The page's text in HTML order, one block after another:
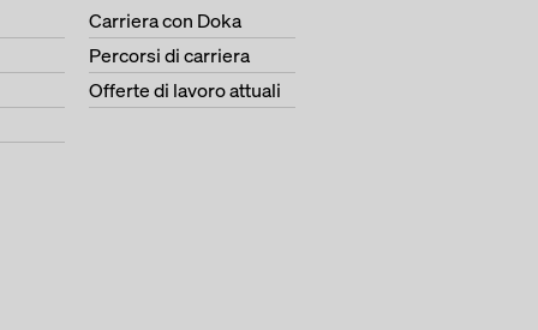
Carriera con Doka
Percorsi di carriera
Offerte di lavoro attuali